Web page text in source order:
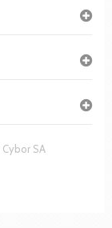
Cybor SA